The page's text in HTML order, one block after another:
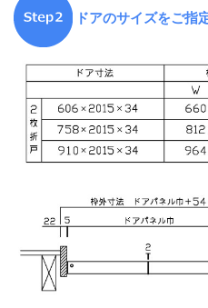
ドアのサイズをご指